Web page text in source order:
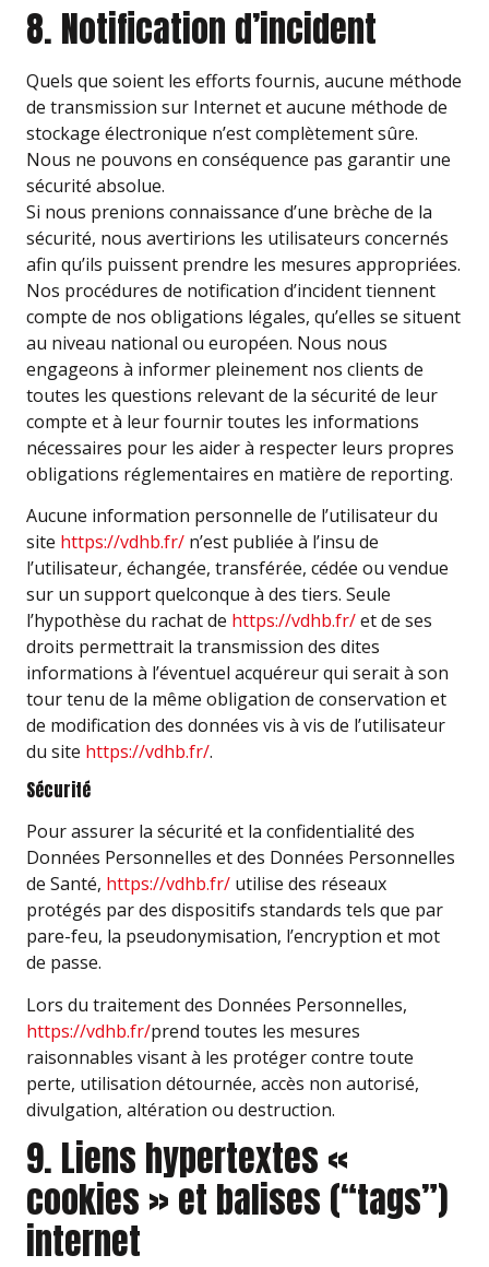
8. Notification d’incident
Quels que soient les efforts fournis, aucune méthode
de transmission sur Internet et aucune méthode de
stockage électronique n’est complètement sûre.
Nous ne pouvons en conséquence pas garantir une
sécurité absolue.
Si nous prenions connaissance d’une brèche de la
sécurité, nous avertirions les utilisateurs concernés
afin qu’ils puissent prendre les mesures appropriées.
Nos procédures de notification d’incident tiennent
compte de nos obligations légales, qu’elles se situent
au niveau national ou européen. Nous nous
engageons à informer pleinement nos clients de
toutes les questions relevant de la sécurité de leur
compte et à leur fournir toutes les informations
nécessaires pour les aider à respecter leurs propres
obligations réglementaires en matière de reporting.
Aucune information personnelle de l’utilisateur du
site https://vdhb.fr/ n’est publiée à l’insu de
l’utilisateur, échangée, transférée, cédée ou vendue
sur un support quelconque à des tiers. Seule
l’hypothèse du rachat de https://vdhb.fr/et de ses
droits permettrait la transmission des dites
informations à l’éventuel acquéreur qui serait à son
tour tenu de la même obligation de conservation et
de modification des données vis à vis de l’utilisateur
du site https://vdhb.fr/.
Sécurité
Pour assurer la sécurité et la confidentialité des
Données Personnelles et des Données Personnelles
de Santé, https://vdhb.fr/ utilise des réseaux
protégés par des dispositifs standards tels que par
pare-feu, la pseudonymisation, l’encryption et mot
de passe.
Lors du traitement des Données Personnelles,
https://vdhb.fr/prend toutes les mesures
raisonnables visant à les protéger contre toute
perte, utilisation détournée, accès non autorisé,
divulgation, altération ou destruction.
9. Liens hypertextes «
cookies » et balises (“tags”)
internet